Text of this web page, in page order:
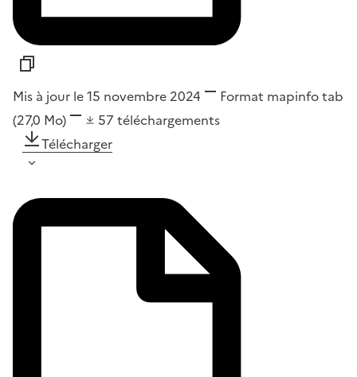
Mis à jour le 15 novembre 2024 Format mapinfo tab
(27,0 Mo)
57 téléchargements
Télécharger